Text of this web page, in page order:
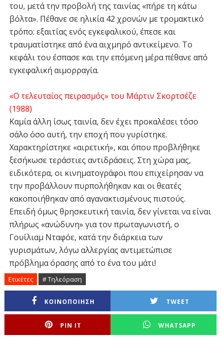
του, μετά την προβολή της ταινίας «πήρε τη κάτω
βόλτα». Πέθανε σε ηλικία 42 χρονών με τρομακτικό
τρόπο: εξαιτίας ενός εγκεφαλικού, έπεσε και
τραυματίστηκε από ένα αιχμηρό αντικείμενο. Το
κεφάλι του έσπασε και την επόμενη μέρα πέθανε από
εγκεφαλική αιμορραγία.
«Ο τελευταίος πειρασμός» του Μάρτιν Σκορτσέζε
(1988)
Καμία άλλη ίσως ταινία, δεν έχει προκαλέσει τόσο
σάλο όσο αυτή, την εποχή που γυρίστηκε.
Χαρακτηρίστηκε «αιρετική», και όπου προβλήθηκε
ξεσήκωσε τεράστιες αντιδράσεις. Στη χώρα μας,
ειδικότερα, οι κινηματογράφοι που επιχείρησαν να
την προβάλλουν πυρπολήθηκαν και οι θεατές
κακοποιήθηκαν από αγανακτισμένους πιστούς.
Επειδή όμως θρησκευτική ταινία, δεν γίνεται να είναι
πλήρως «ανώδυνη» για τον πρωταγωνιστή, ο
Γουίλιαμ Νταφόε, κατά την διάρκεια των
γυρισμάτων, λόγω αλλεργίας αντιμετώπισε
πρόβλημα όρασης από το ένα του μάτι!
Ετικέτες # Τηλεόραση
ΚΟΙΝΟΠΟΙΗΣΗ TWEET
PIN IT WHATSAPP